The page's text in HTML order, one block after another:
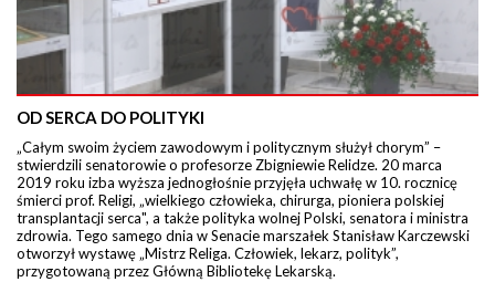
OD SERCA DO POLITYKI
„Całym swoim życiem zawodowym i politycznym służył chorym” –
stwierdzili senatorowie o profesorze Zbigniewie Relidze. 20 marca
2019 roku izba wyższa jednogłośnie przyjęła uchwałę w 10. rocznicę
śmierci prof. Religi, „wielkiego człowieka, chirurga, pioniera polskiej
transplantacji serca", a także polityka wolnej Polski, senatora i ministra
zdrowia. Tego samego dnia w Senacie marszałek Stanisław Karczewski
otworzył wystawę „Mistrz Religa. Człowiek, lekarz, polityk”,
przygotowaną przez Główną Bibliotekę Lekarską.